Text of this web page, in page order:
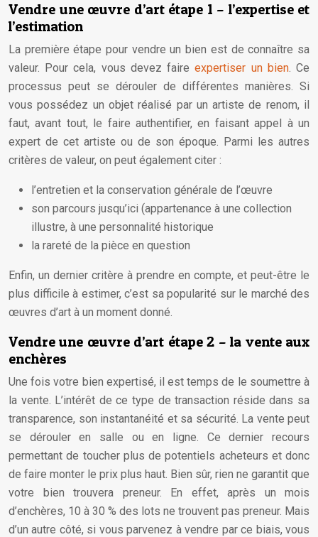
Vendre une œuvre d’art étape 1 – l’expertise et
l’estimation
La première étape pour vendre un bien est de connaître sa
valeur. Pour cela, vous devez faireexpertiser un bien. Ce
processus peut se dérouler de différentes manières. Si
vous possédez un objet réalisé par un artiste de renom, il
faut, avant tout, le faire authentifier, en faisant appel à un
expert de cet artiste ou de son époque. Parmi les autres
critères de valeur, on peut également citer :
l’entretien et la conservation générale de l’œuvre
son parcours jusqu’ici (appartenance à une collection
illustre, à une personnalité historique
la rareté de la pièce en question
Enfin, un dernier critère à prendre en compte, et peut-être le
plus difficile à estimer, c’est sa popularité sur le marché des
œuvres d’art à un moment donné.
Vendre une œuvre d’art étape 2 – la vente aux
enchères
Une fois votre bien expertisé, il est temps de le soumettre à
la vente. L’intérêt de ce type de transaction réside dans sa
transparence, son instantanéité et sa sécurité. La vente peut
se dérouler en salle ou en ligne. Ce dernier recours
permettant de toucher plus de potentiels acheteurs et donc
de faire monter le prix plus haut. Bien sûr, rien ne garantit que
votre bien trouvera preneur. En effet, après un mois
d’enchères, 10 à 30 % des lots ne trouvent pas preneur. Mais
d’un autre côté, si vous parvenez à vendre par ce biais, vous